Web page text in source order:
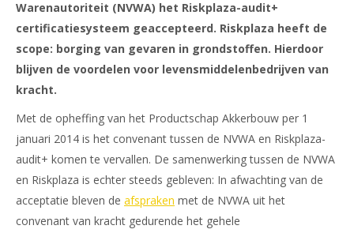
Warenautoriteit (NVWA) het Riskplaza-audit+
certificatiesysteem geaccepteerd. Riskplaza heeft de
scope: borging van gevaren in grondstoffen. Hierdoor
blijven de voordelen voor levensmiddelenbedrijven van
kracht.
Met de opheffing van het Productschap Akkerbouw per 1
januari 2014 is het convenant tussen de NVWA en Riskplaza-
audit+ komen te vervallen. De samenwerking tussen de NVWA
en Riskplaza is echter steeds gebleven: In afwachting van de
acceptatie bleven de afspraken met de NVWA uit het
convenant van kracht gedurende het gehele